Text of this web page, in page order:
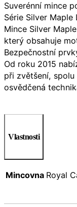
Suverénní mince
Série Silver Maple
Mince Silver
který obsahuje
Bezpečnostní
Od roku 2015
při zvětšení,
osvědčená
Vlastnosti
Mincovna Royal